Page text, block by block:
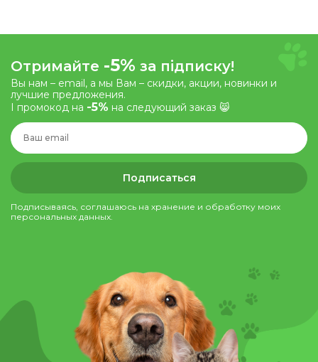
Отримайте -5% за підписку!
Вы нам – email, а мы Вам – скидки, акции, новинки и
лучшие предложения.
І промокод на -5% на следующий заказ 😸
Подписаться
Подписываясь, соглашаюсь на хранение и обработку моих
персональных данных.